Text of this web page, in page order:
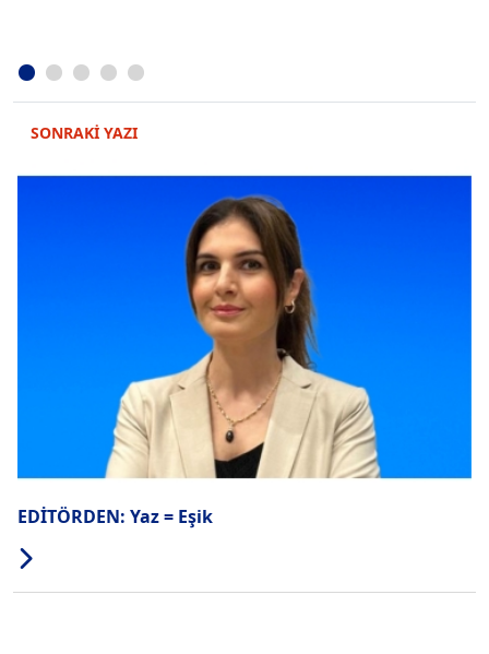
SONRAKİ YAZI
EDİTÖRDEN: Yaz = Eşik